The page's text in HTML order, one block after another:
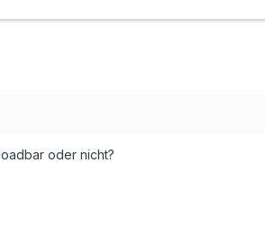
oder nicht?